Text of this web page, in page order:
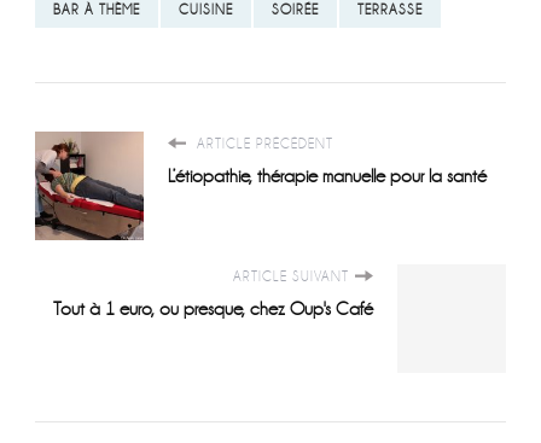
BAR À THÈME CUISINE SOIRÉE TERRASSE
ARTICLE PRÉCÉDENT
L’étiopathie, thérapie manuelle pour la santé
ARTICLE SUIVANT
Tout à 1 euro, ou presque, chez Oup's Café